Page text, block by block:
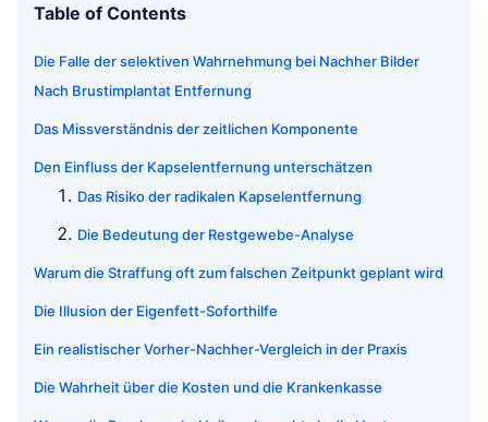
Table of Contents
Die Falle der selektiven Wahrnehmung bei Nachher Bilder
Nach Brustimplantat Entfernung
Das Missverständnis der zeitlichen Komponente
Den Einfluss der Kapselentfernung unterschätzen
Das Risiko der radikalen Kapselentfernung
Die Bedeutung der Restgewebe-Analyse
Warum die Straffung oft zum falschen Zeitpunkt geplant wird
Die Illusion der Eigenfett-Soforthilfe
Ein realistischer Vorher-Nachher-Vergleich in der Praxis
Die Wahrheit über die Kosten und die Krankenkasse